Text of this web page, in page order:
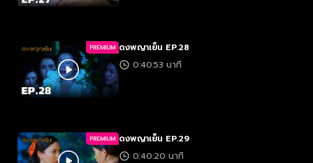
PREMIUM ดงพญาเย็น EP.28
0:40:53 นาที
PREMIUM ดงพญาเย็น EP.29
0:40:20 นาที